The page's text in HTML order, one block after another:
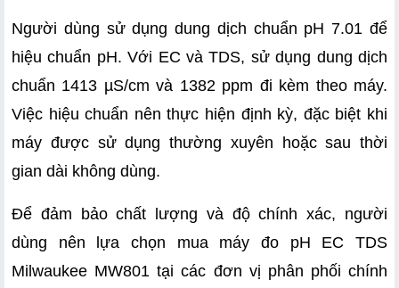
Người dùng sử dụng dung dịch chuẩn pH 7.01 để
hiệu chuẩn pH. Với EC và TDS, sử dụng dung dịch
chuẩn 1413 µS/cm và 1382 ppm đi kèm theo máy.
Việc hiệu chuẩn nên thực hiện định kỳ, đặc biệt khi
máy được sử dụng thường xuyên hoặc sau thời
gian dài không dùng.
Để đảm bảo chất lượng và độ chính xác, người
dùng nên lựa chọn mua máy đo pH EC TDS
Milwaukee MW801 tại các đơn vị phân phối chính